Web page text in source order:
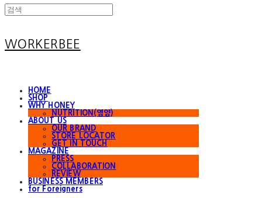
WORKERBEE
HOME
SHOP
WHY HONEY
NUTRITION(영양)
ABOUT US
OUR BRAND
STORE LOCATOR
GET IN TOUCH
MAGAZINE
PRESS
COLLABORATION
REVIEW
BUSINESS MEMBERS
for Foreigners